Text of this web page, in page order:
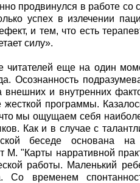
продвинулся в работе
успех в излечении
и тем, что есть
силу».
читателей еще на один
Осознанность
внешних и внутренних
жесткой программы.
мы ощущаем себя
Как и в случае с
беседе основана
М. "Карты нарративной
работы. Маленький
временем